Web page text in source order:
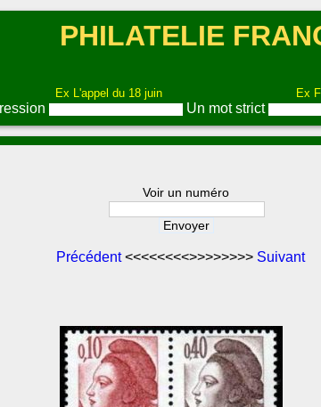
PHILATELIE
Ex L'appel du 18 juin Ex
Un mot strict
Voir un numéro
Précédent<<<<<<<<>>>>>>>> Suivant